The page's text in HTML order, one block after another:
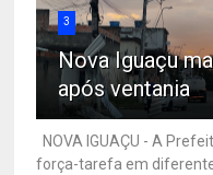
3
Nova Iguaçu
após ventania
NOVA IGUAÇU - A
força-tarefa em